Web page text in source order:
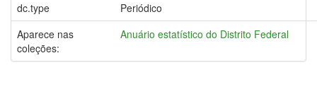
dc.type
Periódico
Aparece nas
coleções:
Anuário estatístico do Distrito Federal